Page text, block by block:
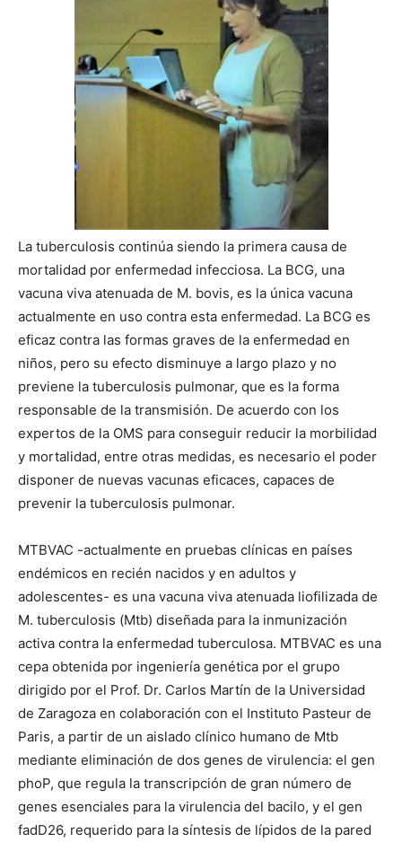
La tuberculosis continúa siendo la primera causa de
mortalidad por enfermedad infecciosa. La BCG, una
vacuna viva atenuada de M. bovis, es la única vacuna
actualmente en uso contra esta enfermedad. La BCG es
eficaz contra las formas graves de la enfermedad en
niños, pero su efecto disminuye a largo plazo y no
previene la tuberculosis pulmonar, que es la forma
responsable de la transmisión. De acuerdo con los
expertos de la OMS para conseguir reducir la morbilidad
y mortalidad, entre otras medidas, es necesario el poder
disponer de nuevas vacunas eficaces, capaces de
prevenir la tuberculosis pulmonar.
MTBVAC -actualmente en pruebas clínicas en países
endémicos en recién nacidos y en adultos y
adolescentes- es una vacuna viva atenuada liofilizada de
M. tuberculosis (Mtb) diseñada para la inmunización
activa contra la enfermedad tuberculosa. MTBVAC es una
cepa obtenida por ingeniería genética por el grupo
dirigido por el Prof. Dr. Carlos Martín de la Universidad
de Zaragoza en colaboración con el Instituto Pasteur de
Paris, a partir de un aislado clínico humano de Mtb
mediante eliminación de dos genes de virulencia: el gen
phoP, que regula la transcripción de gran número de
genes esenciales para la virulencia del bacilo, y el gen
fadD26, requerido para la síntesis de lípidos de la pared